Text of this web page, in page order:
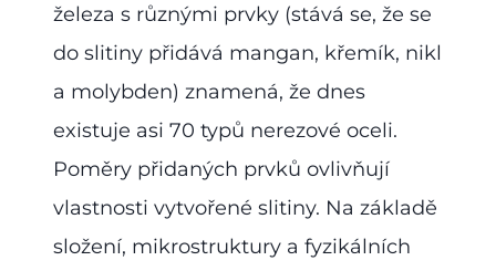
železa s různými prvky (stává se, že se
do slitiny přidává mangan, křemík, nikl
a molybden) znamená, že dnes
existuje asi 70 typů nerezové oceli.
Poměry přidaných prvků ovlivňují
vlastnosti vytvořené slitiny. Na základě
složení, mikrostruktury a fyzikálních